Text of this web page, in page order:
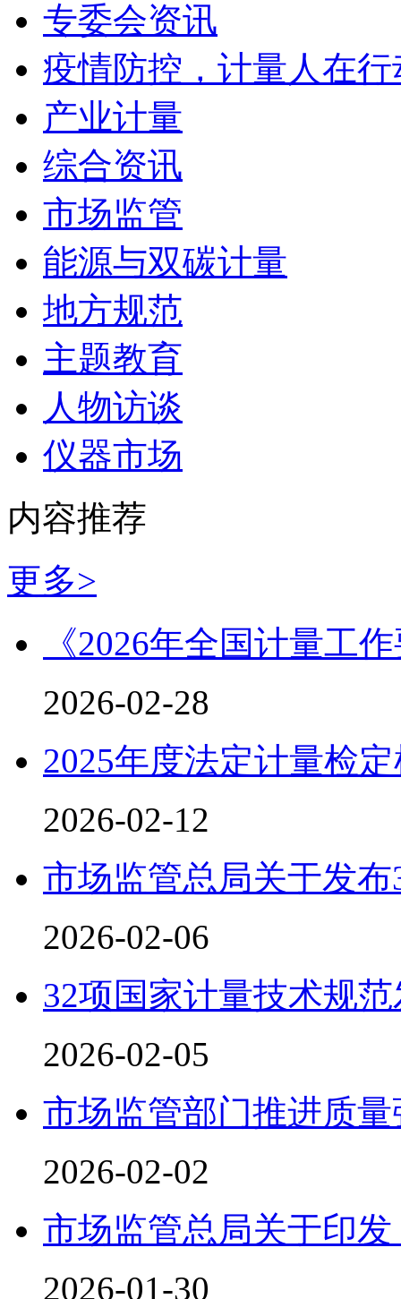
专委会资讯
疫情防控，计量人在行
产业计量
综合资讯
市场监管
能源与双碳计量
地方规范
主题教育
人物访谈
仪器市场
内容推荐
更多>
《2026年全国计量工
2026-02-28
2025年度法定计量检
2026-02-12
市场监管总局关于发
2026-02-06
32项国家计量技术规
2026-02-05
市场监管部门推进质
2026-02-02
市场监管总局关于印
2026-01-30